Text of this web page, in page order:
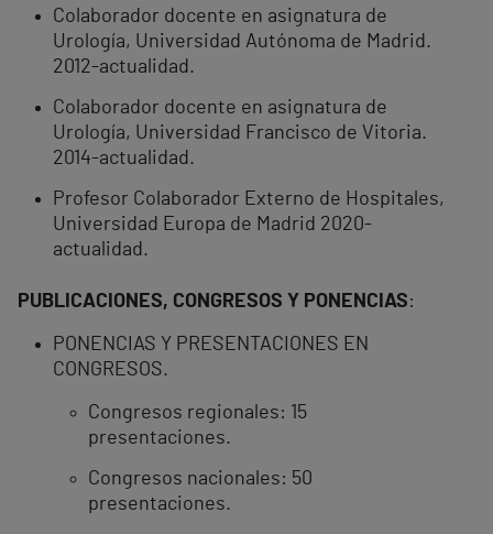
Colaborador docente en asignatura de
Urología, Universidad Autónoma de Madrid.
2012-actualidad.
Colaborador docente en asignatura de
Urología, Universidad Francisco de Vitoria.
2014-actualidad.
Profesor Colaborador Externo de Hospitales,
Universidad Europa de Madrid 2020-
actualidad.
PUBLICACIONES, CONGRESOS Y PONENCIAS:
PONENCIAS Y PRESENTACIONES EN
CONGRESOS.
Congresos regionales: 15
presentaciones.
Congresos nacionales: 50
presentaciones.